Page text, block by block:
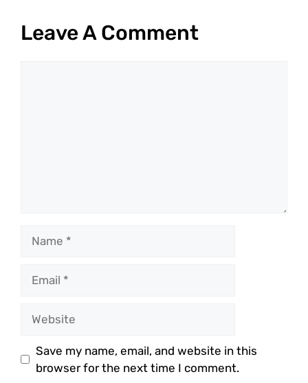
Leave A Comment
Save my name, email, and website in this
browser for the next time I comment.